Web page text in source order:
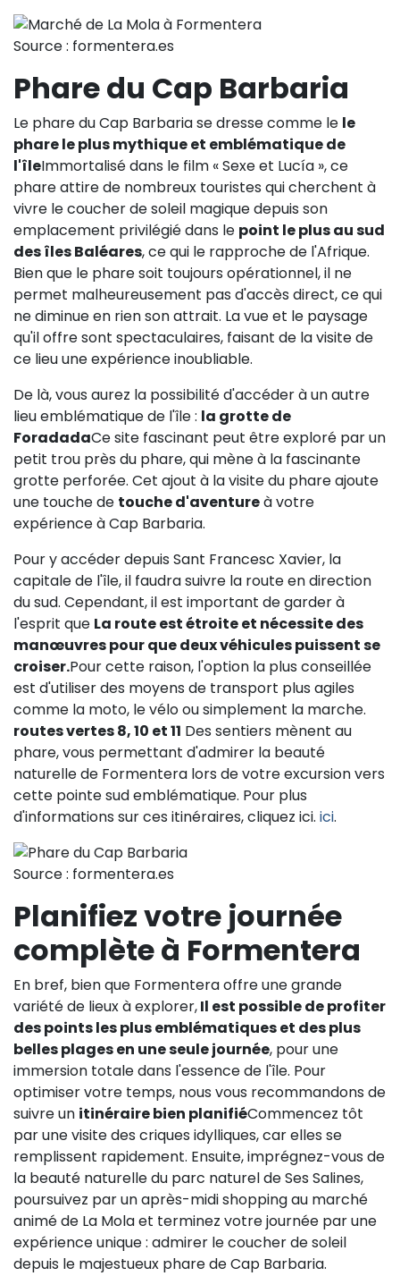
Source : formentera.es
Phare du Cap Barbaria
Le phare du Cap Barbaria se dresse comme le le
phare le plus mythique et emblématique de
l'îleImmortalisé dans le film « Sexe et Lucía », ce
phare attire de nombreux touristes qui cherchent à
vivre le coucher de soleil magique depuis son
emplacement privilégié dans le point le plus au sud
des îles Baléares, ce qui le rapproche de l'Afrique.
Bien que le phare soit toujours opérationnel, il ne
permet malheureusement pas d'accès direct, ce qui
ne diminue en rien son attrait. La vue et le paysage
qu'il offre sont spectaculaires, faisant de la visite de
ce lieu une expérience inoubliable.
De là, vous aurez la possibilité d'accéder à un autre
lieu emblématique de l'île : la grotte de
ForadadaCe site fascinant peut être exploré par un
petit trou près du phare, qui mène à la fascinante
grotte perforée. Cet ajout à la visite du phare ajoute
une touche de touche d'aventureà votre
expérience à Cap Barbaria.
Pour y accéder depuis Sant Francesc Xavier, la
capitale de l'île, il faudra suivre la route en direction
du sud. Cependant, il est important de garder à
l'esprit que La route est étroite et nécessite des
manœuvres pour que deux véhicules puissent se
croiser.Pour cette raison, l'option la plus conseillée
est d'utiliser des moyens de transport plus agiles
comme la moto, le vélo ou simplement la marche.
routes vertes 8, 10 et 11 Des sentiers mènent au
phare, vous permettant d'admirer la beauté
naturelle de Formentera lors de votre excursion vers
cette pointe sud emblématique. Pour plus
d'informations sur ces itinéraires, cliquez ici. ici.
Source : formentera.es
Planifiez votre journée
complète à Formentera
En bref, bien que Formentera offre une grande
variété de lieux à explorer,Il est possible de profiter
des points les plus emblématiques et des plus
belles plages en une seule journée, pour une
immersion totale dans l'essence de l'île. Pour
optimiser votre temps, nous vous recommandons de
suivre un itinéraire bien planifiéCommencez tôt
par une visite des criques idylliques, car elles se
remplissent rapidement. Ensuite, imprégnez-vous de
la beauté naturelle du parc naturel de Ses Salines,
poursuivez par un après-midi shopping au marché
animé de La Mola et terminez votre journée par une
expérience unique : admirer le coucher de soleil
depuis le majestueux phare de Cap Barbaria.